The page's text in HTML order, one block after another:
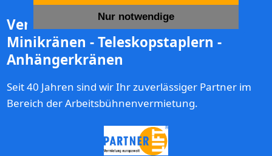
Nur notwendige
Vermietung von Frontstapler -
Minikränen - Teleskopstaplern -
Anhängerkränen
Seit 40 Jahren sind wir Ihr zuverlässiger Partner im
Bereich der Arbeitsbühnenvermietung.